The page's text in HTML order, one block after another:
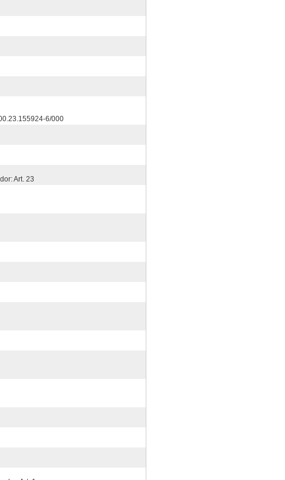
6/000
Art. 23